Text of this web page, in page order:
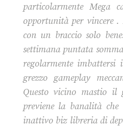
particolarmente Mega
opportunità per vincere
con un braccio solo
settimana puntata
regolarmente
grezzo gameplay
Questo vicino mastio il
previene la banalità che
inattivo biz libreria di